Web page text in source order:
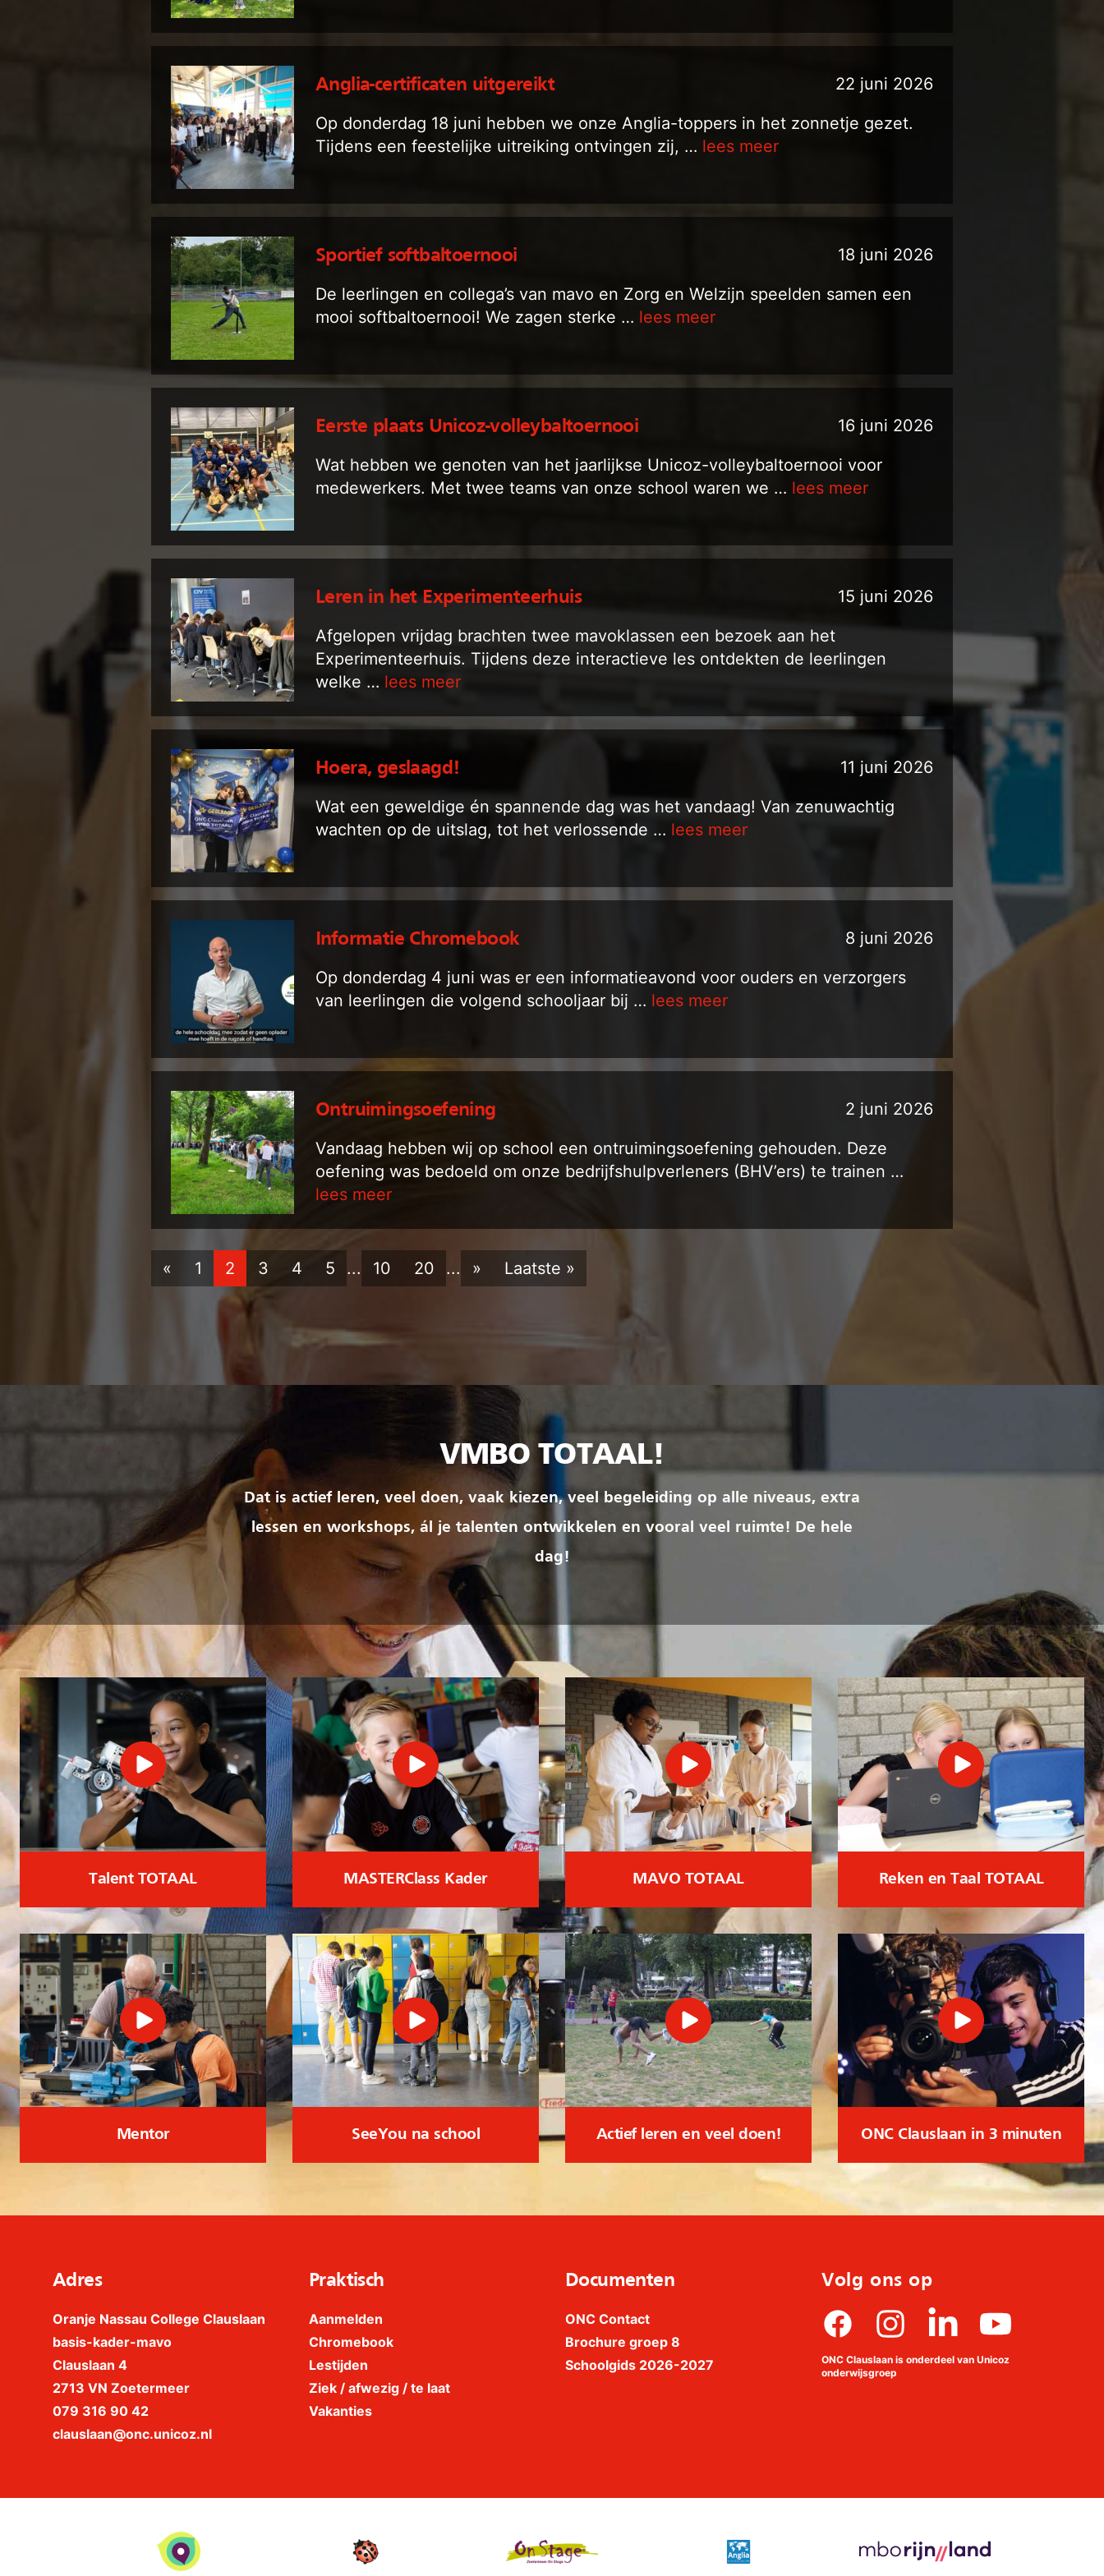
Anglia-certificaten uitgereikt
22 juni 2026
Op donderdag 18 juni hebben we onze Anglia-toppers in het zonnetje gezet.
Tijdens een feestelijke uitreiking ontvingen zij, … lees meer
Sportief softbaltoernooi
18 juni 2026
De leerlingen en collega’s van mavo en Zorg en Welzijn speelden samen een
mooi softbaltoernooi! We zagen sterke … lees meer
Eerste plaats Unicoz-volleybaltoernooi
16 juni 2026
Wat hebben we genoten van het jaarlijkse Unicoz-volleybaltoernooi voor
medewerkers. Met twee teams van onze school waren we … lees meer
Leren in het Experimenteerhuis
15 juni 2026
Afgelopen vrijdag brachten twee mavoklassen een bezoek aan het
Experimenteerhuis. Tijdens deze interactieve les ontdekten de leerlingen
welke … lees meer
Hoera, geslaagd!
11 juni 2026
Wat een geweldige én spannende dag was het vandaag! Van zenuwachtig
wachten op de uitslag, tot het verlossende … lees meer
Informatie Chromebook
8 juni 2026
Op donderdag 4 juni was er een informatieavond voor ouders en verzorgers
van leerlingen die volgend schooljaar bij … lees meer
Ontruimingsoefening
2 juni 2026
Vandaag hebben wij op school een ontruimingsoefening gehouden. Deze
oefening was bedoeld om onze bedrijfshulpverleners (BHV’ers) te trainen …
lees meer
« 1 2 3 4 5 ... 10 20 ... » Laatste »
VMBO TOTAAL!
Dat is actief leren, veel doen, vaak kiezen, veel begeleiding op alle niveaus, extra
lessen en workshops, ál je talenten ontwikkelen en vooral veel ruimte! De hele
dag!
Talent TOTAAL MASTERClass Kader MAVO TOTAAL Reken en Taal TOTAAL
Mentor SeeYou na school Actief leren en veel doen! ONC Clauslaan in 3 minuten
Adres
Oranje Nassau College Clauslaan
basis-kader-mavo
Clauslaan 4
2713 VN Zoetermeer
079 316 90 42
clauslaan@onc.unicoz.nl
Praktisch
Aanmelden
Chromebook
Lestijden
Ziek / afwezig / te laat
Vakanties
Documenten
ONC Contact
Brochure groep 8
Schoolgids 2026-2027
Volg ons op
FacebookInstagramlinkedinYoutube
ONC Clauslaan is onderdeel van Unicoz
onderwijsgroep